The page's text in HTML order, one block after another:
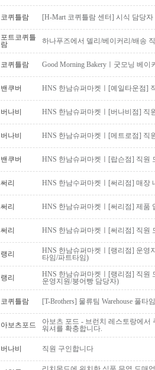
코퀴틀람 [H-Mart 코퀴틀람 센터] 시식 담당
포트코퀴틀
람
하나푸즈에서 델리/베이커리/배송
코퀴틀람 Good Morning Bakeryㅣ굿모닝 베
밴쿠버 HNS 한남슈퍼마켓ㅣ[예일타운점]
버나비 HNS 한남슈퍼마켓ㅣ[버나비점] 직
버나비 HNS 한남슈퍼마켓ㅣ[메트로점] 직
밴쿠버 HNS 한남슈퍼마켓ㅣ[랍슨점] 직원
써리 HNS 한남수퍼마켓ㅣ[써리점] 매장
써리 HNS 한남슈퍼마켓ㅣ[써리점] 제품
써리 HNS 한남슈퍼마켓ㅣ[써리점] 직원
랭리
HNS 한남슈퍼마켓ㅣ[랭리점] 운영
타임/파트타임)
랭리
HNS 한남슈퍼마켓ㅣ[랭리점] 직원
운영지원/붕어빵 담당자)
코퀴틀람 [T-Brothers] 물류팀 Warehouse 풀타
아보츠포드
아보츠 포드 - 브런치 레스토랑에서
워셔를 확충합니다.
버나비 직원 구인합니다